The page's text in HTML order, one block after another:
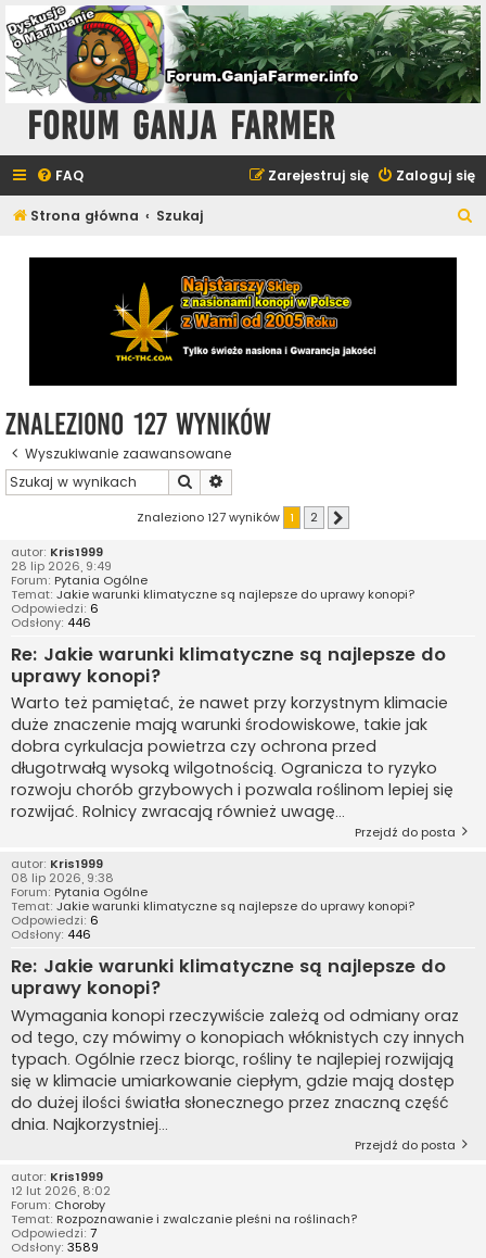
Forum Ganja Farmer
FAQ Zaloguj się
Zarejestruj się
Strona główna Szukaj
Znaleziono 127 wyników
Wyszukiwanie zaawansowane
Szukaj
Znaleziono 127 wyników 1 2
autor: Kris1999
28 lip 2026, 9:49
Forum: Pytania Ogólne
Temat: Jakie warunki klimatyczne są najlepsze do uprawy konopi?
Odpowiedzi: 6
Odsłony: 446
Re: Jakie warunki klimatyczne są najlepsze do
uprawy konopi?
Warto też pamiętać, że nawet przy korzystnym klimacie
duże znaczenie mają warunki środowiskowe, takie jak
dobra cyrkulacja powietrza czy ochrona przed
długotrwałą wysoką wilgotnością. Ogranicza to ryzyko
rozwoju chorób grzybowych i pozwala roślinom lepiej się
rozwijać. Rolnicy zwracają również uwagę...
Przejdź do posta
autor: Kris1999
08 lip 2026, 9:38
Forum: Pytania Ogólne
Temat: Jakie warunki klimatyczne są najlepsze do uprawy konopi?
Odpowiedzi: 6
Odsłony: 446
Re: Jakie warunki klimatyczne są najlepsze do
uprawy konopi?
Wymagania konopi rzeczywiście zależą od odmiany oraz
od tego, czy mówimy o konopiach włóknistych czy innych
typach. Ogólnie rzecz biorąc, rośliny te najlepiej rozwijają
się w klimacie umiarkowanie ciepłym, gdzie mają dostęp
do dużej ilości światła słonecznego przez znaczną część
dnia. Najkorzystniej...
Przejdź do posta
autor: Kris1999
12 lut 2026, 8:02
Forum: Choroby
Temat: Rozpoznawanie i zwalczanie pleśni na roślinach?
Odpowiedzi: 7
Odsłony: 3589